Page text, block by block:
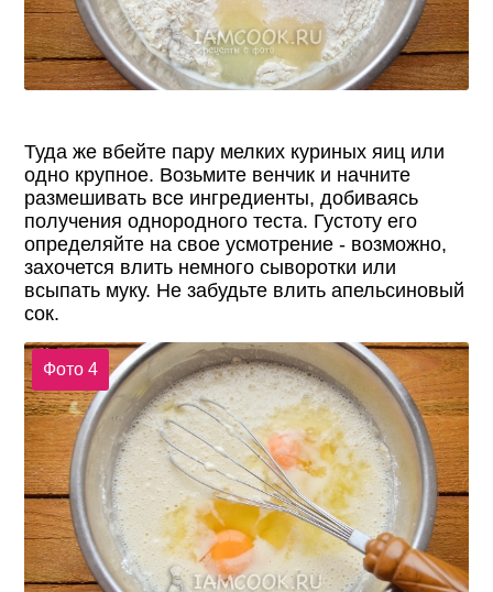
Туда же вбейте пару мелких куриных яиц или
одно крупное. Возьмите венчик и начните
размешивать все ингредиенты, добиваясь
получения однородного теста. Густоту его
определяйте на свое усмотрение - возможно,
захочется влить немного сыворотки или
всыпать муку. Не забудьте влить апельсиновый
сок.
Фото 4